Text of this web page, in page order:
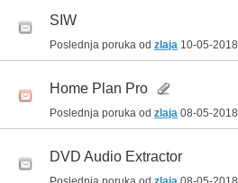
SIW
Poslednja poruka od zlaja 10-05-2018
Home Plan Pro
Poslednja poruka od zlaja 08-05-2018
DVD Audio Extractor